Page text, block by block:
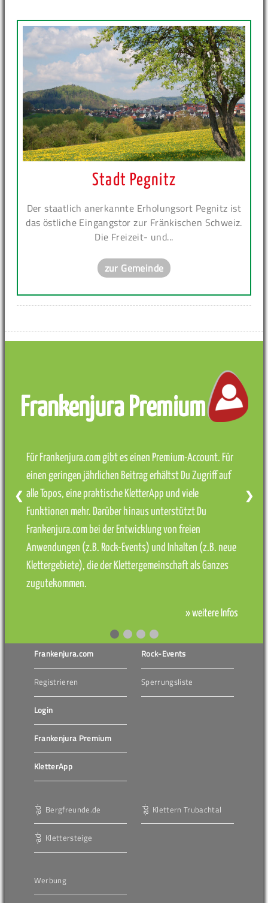
Stadt Pegnitz
Der staatlich anerkannte Erholungsort Pegnitz ist
das östliche Eingangstor zur Fränkischen Schweiz.
Die Freizeit- und...
zur Gemeinde
Frankenjura Premium
Für Frankenjura.com gibt es einen Premium-Account. Für
einen geringen jährlichen Beitrag erhältst Du Zugriff auf
alle Topos, eine praktische KletterApp und viele
Funktionen mehr. Darüber hinaus unterstützt Du
Frankenjura.com bei der Entwicklung von freien
Anwendungen (z.B. Rock-Events) und Inhalten (z.B. neue
Klettergebiete), die der Klettergemeinschaft als Ganzes
zugutekommen.
» weitere Infos
❮ ❯
Frankenjura.com
Registrieren
Login
Frankenjura Premium
KletterApp
Rock-Events
Sperrungsliste
Bergfreunde.de
Klettersteige
Klettern Trubachtal
Werbung